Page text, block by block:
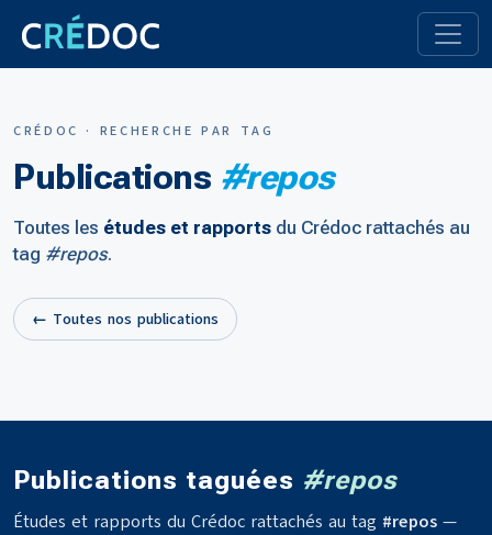
CRÉDOC · RECHERCHE PAR TAG
Publications #repos
Toutes les études et rapports du Crédoc rattachés au
tag #repos.
← Toutes nos publications
Publications taguées #repos
Études et rapports du Crédoc rattachés au tag #repos —